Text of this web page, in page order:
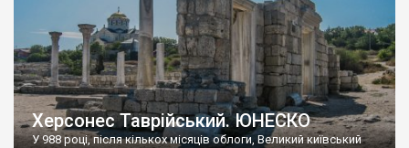
Херсонес Таврійський. ЮНЕСКО
У 988 році, після кількох місяців облоги, Великий київський